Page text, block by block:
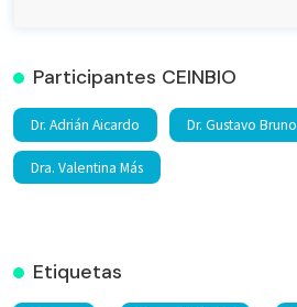
Participantes CEINBIO
Dr. Adrián Aicardo Dr. Gustavo Bruno
Dra. Valentina Más
Etiquetas